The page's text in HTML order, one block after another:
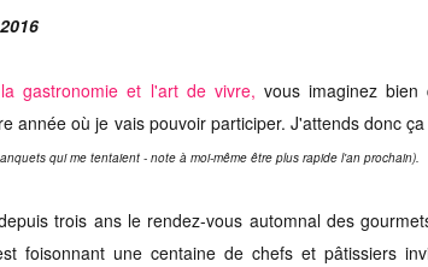
gastronomie et l'art de vivre, vous imaginez
année où je vais pouvoir participer. J'attends donc
qui me tentaient - note à moi-même être plus rapide l'an prochain).
trois ans le rendez-vous automnal des
foisonnant une centaine de chefs et pâtissiers